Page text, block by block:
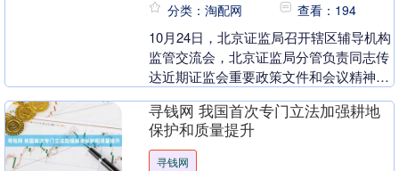
分类：淘配网 查看：194
10月24日，北京证监局召开辖区辅导机构
监管交流会，北京证监局分管负责同志传
达近期证监会重要政策文件和会议精神，
分析当前面临的形势，并对下一步重点工
作进行部署。....
寻钱网 我国首次专门立法加强耕地
保护和质量提升
寻钱网